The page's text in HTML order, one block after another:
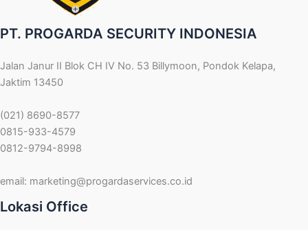
PT. PROGARDA SECURITY INDONESIA
Jalan Janur II Blok CH IV No. 53 Billymoon, Pondok Kelapa,
Jaktim 13450
(021) 8690-8577
0815-933-4579
0812-9794-8998
email: marketing@progardaservices.co.id
Lokasi Office